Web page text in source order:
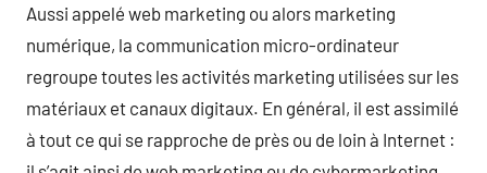
Aussi appelé web marketing ou alors marketing
numérique, la communication micro-ordinateur
regroupe toutes les activités marketing utilisées sur les
matériaux et canaux digitaux. En général, il est assimilé
à tout ce qui se rapproche de près ou de loin à Internet :